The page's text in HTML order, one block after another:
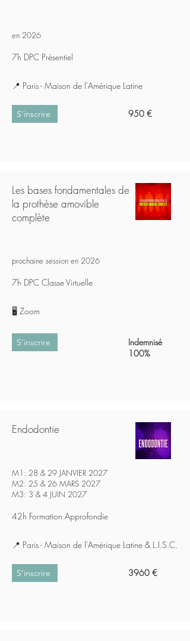
en 2026
7h DPC Présentiel
📍 Paris - Maison de l'Amérique Latine
S'inscrire 950 €
Les bases fondamentales de
la prothèse amovible
complète
prochaine session en 2026​
7h DPC Classe Virtuelle
🖥️ Zoom
S'inscrire
Indemnisé
100%
Endodontie
M1: 28 & 29 JANVIER 2027
M2: 25 & 26 MARS 2027
​M3: 3 & 4 JUIN 2027
42h Formation Approfondie
📍 Paris - Maison de l'Amérique Latine & L.I.S.C.
S'inscrire 3960 €